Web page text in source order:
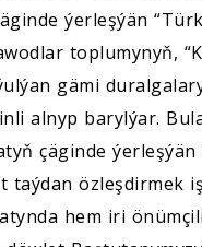
ýerleşýän
toplumynyň,
gämi
alnyp barylýar.
çäginde
özleşdirmek
hem iri